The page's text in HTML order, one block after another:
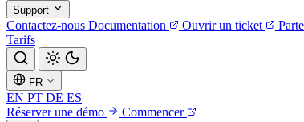
Support
Contactez-nous Documentation Ouvrir un ticket
Tarifs
FR
EN PT DE ES
Réserver une démo
Commencer